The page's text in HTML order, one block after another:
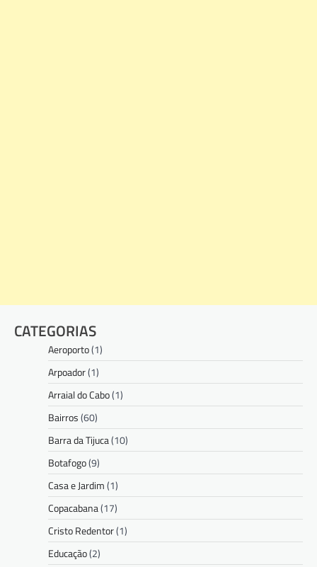
CATEGORIAS
Aeroporto(1)
Arpoador(1)
Arraial do Cabo(1)
Bairros(60)
Barra da Tijuca(10)
Botafogo(9)
Casa e Jardim(1)
Copacabana(17)
Cristo Redentor(1)
Educação(2)